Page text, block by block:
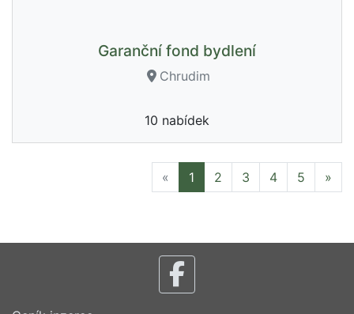
Garanční fond bydlení
Chrudim
10 nabídek
« Previous
1 2 3 4 5 »